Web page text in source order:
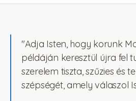
"Adja Isten, hogy korunk
példáján keresztül újra fel
szerelem tiszta, szűzies és
szépségét, amely válaszol